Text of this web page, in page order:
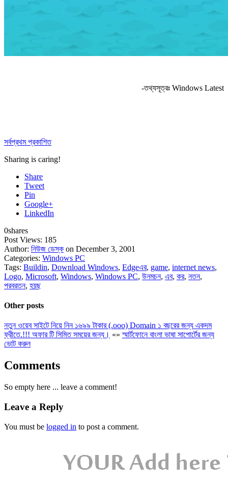
-তথ্যসূত্রঃ Windows Latest
সর্বপ্রথম প্রকাশিত
Sharing is caring!
Share
Tweet
Pin
Google+
LinkedIn
0shares
Post Views: 185
Author: নিউজ ডেস্ক on December 3, 2001
Categories: Windows PC
Tags: Buildin, Download Windows, Edgeএর, game, internet news,
Logo, Microsoft, Windows, Windows PC, উনমচন, এব, কর, নতন,
পরবরতন, হয়ছ
Other posts
নতুন ওয়েব সাইটে নিয়ে নিন ১৬৯৯ টাকার (.ooo) Domain ১ বছরের জন্য একদম
ফ্রীতে.!!! অফার টি সিমিত সময়ের জন্য। «»স্মার্টফোনে বাংলা ভাষা সাপোর্টের জন্য
ভোট করুন
Comments
So empty here ... leave a comment!
Leave a Reply
You must be logged in to post a comment.